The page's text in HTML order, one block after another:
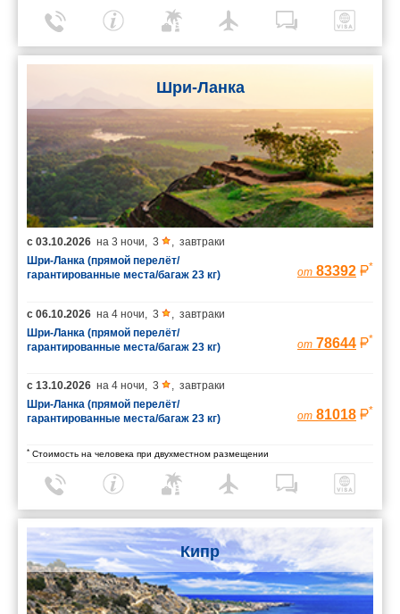
Шри-Ланка
с 03.10.2026 на 3 ночи, 3 , завтраки
Шри-Ланка (прямой перелёт/
гарантированные места/багаж 23 кг)
от 83392 *
с 06.10.2026 на 4 ночи, 3 , завтраки
Шри-Ланка (прямой перелёт/
гарантированные места/багаж 23 кг)
от 78644 *
с 13.10.2026 на 4 ночи, 3 , завтраки
Шри-Ланка (прямой перелёт/
гарантированные места/багаж 23 кг)
от 81018 *
* Стоимость на человека при двухместном размещении
Кипр